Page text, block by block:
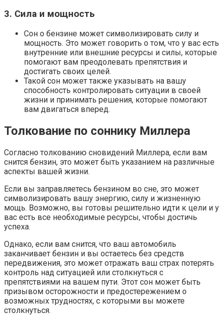
3. Сила и мощность
Сон о бензине может символизировать силу и
мощность. Это может говорить о том, что у вас есть
внутренние или внешние ресурсы и силы, которые
помогают вам преодолевать препятствия и
достигать своих целей.
Такой сон может также указывать на вашу
способность контролировать ситуации в своей
жизни и принимать решения, которые помогают
вам двигаться вперед.
Толкование по соннику Миллера
Согласно толкованию сновидений Миллера, если вам
снится бензин, это может быть указанием на различные
аспекты вашей жизни.
Если вы заправляетесь бензином во сне, это может
символизировать вашу энергию, силу и жизненную
мощь. Возможно, вы готовы решительно идти к цели и у
вас есть все необходимые ресурсы, чтобы достичь
успеха.
Однако, если вам снится, что ваш автомобиль
заканчивает бензин и вы остаетесь без средств
передвижения, это может отражать ваш страх потерять
контроль над ситуацией или столкнуться с
препятствиями на вашем пути. Этот сон может быть
призывом осторожности и предостережением о
возможных трудностях, с которыми вы можете
столкнуться.